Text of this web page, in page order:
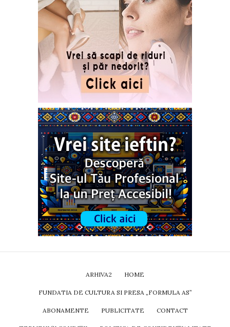
ARHIVA2 HOME
FUNDATIA DE CULTURA SI PRESA „FORMULA AS”
ABONAMENTE PUBLICITATE CONTACT